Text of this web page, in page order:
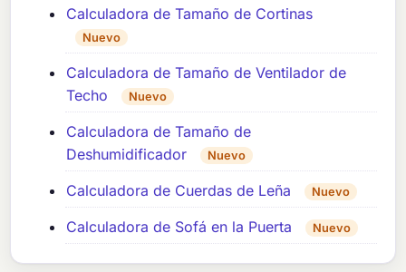
Calculadora de Tamaño de Cortinas
Nuevo
Calculadora de Tamaño de Ventilador de
Techo
Nuevo
Calculadora de Tamaño de
Deshumidificador
Nuevo
Calculadora de Cuerdas de Leña Nuevo
Calculadora de Sofá en la Puerta Nuevo